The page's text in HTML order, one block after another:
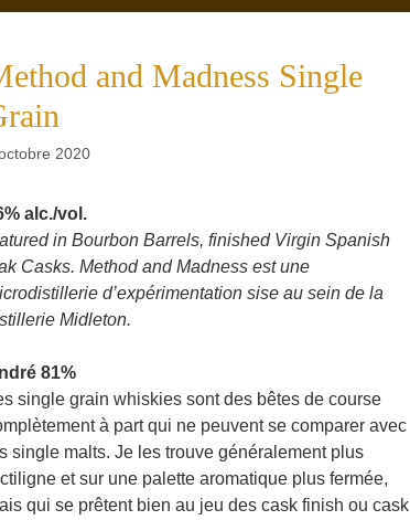
and Madness Single
2020
alc./vol.
in Bourbon Barrels, finished Virgin Spanish
Casks. Method and Madness est une
d’expérimentation sise au sein de la
Midleton.
81%
single grain whiskies sont des bêtes de course
à part qui ne peuvent se comparer avec
single malts. Je les trouve généralement plus
et sur une palette aromatique plus fermée,
qui se prêtent bien au jeu des cask finish ou cask